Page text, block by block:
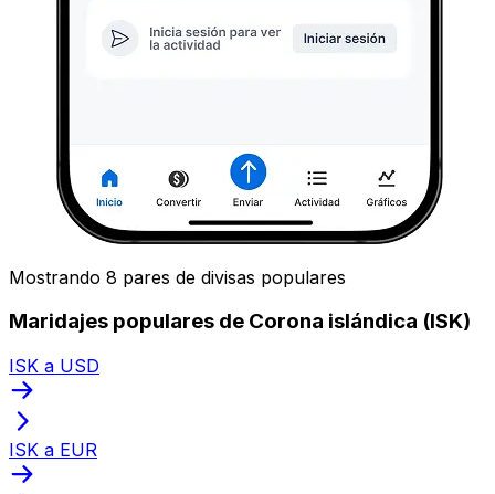
Mostrando 8 pares de divisas populares
Maridajes populares de Corona islándica (ISK)
ISK a USD
ISK a EUR